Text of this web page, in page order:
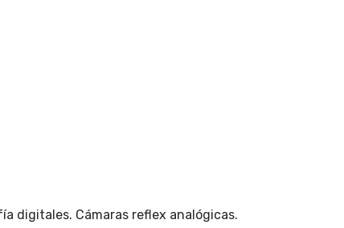
digitales. Cámaras reflex analógicas.